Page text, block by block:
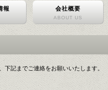
報 会社概要
ABOUT US
下記までご連絡をお願いいたします。